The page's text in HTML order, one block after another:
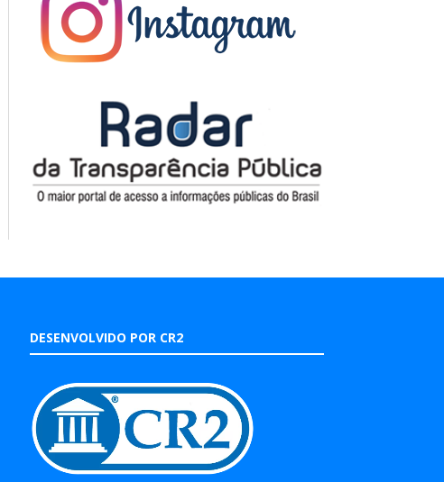
DESENVOLVIDO POR CR2